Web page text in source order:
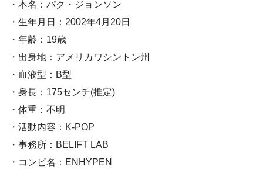
・本名：パク・ジョンソン
・生年月日：2002年4月20日
・年齢：19歳
・出身地：アメリカワシントン州
・血液型：B型
・身長：175センチ(推定)
・体重：不明
・活動内容：K-POP
・事務所：BELIFT LAB
・コンビ名：ENHYPEN